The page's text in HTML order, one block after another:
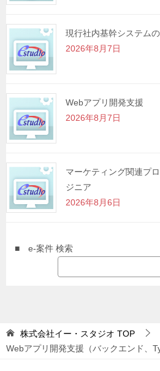
現行社内基幹システム
2026年8月7日
Webアプリ開発支援
2026年8月7日
マーケティング関連プ
ジニア
2026年8月6日
■ e-案件 検索
株式会社イー・スタジオ TOP
Webアプリ開発支援（バックエンド、